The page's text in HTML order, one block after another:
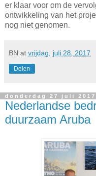
er klaar voor om de
ontwikkeling van het
nog niet genomen.
BN at vrijdag, juli 28, 2017
Delen
donderdag 27 juli 2017
Nederlandse
duurzaam Aruba